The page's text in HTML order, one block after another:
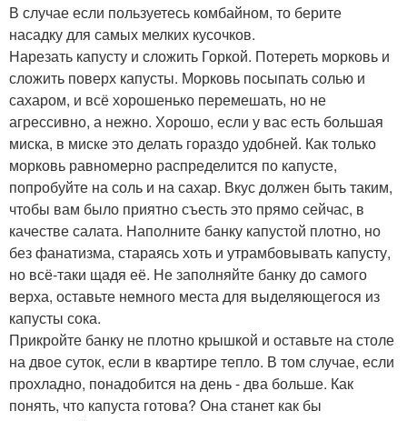
В случае если пользуетесь комбайном, то берите
насадку для самых мелких кусочков.
Нарезать капусту и сложить Горкой. Потереть морковь и
сложить поверх капусты. Морковь посыпать солью и
сахаром, и всё хорошенько перемешать, но не
агрессивно, а нежно. Хорошо, если у вас есть большая
миска, в миске это делать гораздо удобней. Как только
морковь равномерно распределится по капусте,
попробуйте на соль и на сахар. Вкус должен быть таким,
чтобы вам было приятно съесть это прямо сейчас, в
качестве салата. Наполните банку капустой плотно, но
без фанатизма, стараясь хоть и утрамбовывать капусту,
но всё-таки щадя её. Не заполняйте банку до самого
верха, оставьте немного места для выделяющегося из
капусты сока.
Прикройте банку не плотно крышкой и оставьте на столе
на двое суток, если в квартире тепло. В том случае, если
прохладно, понадобится на день - два больше. Как
понять, что капуста готова? Она станет как бы